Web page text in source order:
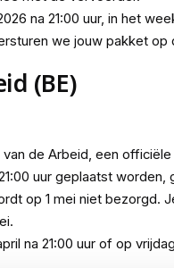
na 21:00 uur, in het
we jouw pakket op
(BE)
van de Arbeid, een
uur geplaatst
op 1 mei niet bezorgd.
na 21:00 uur of op